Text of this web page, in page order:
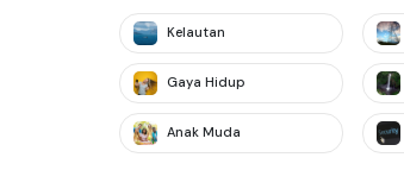
Kelautan
Gaya Hidup
Anak Muda